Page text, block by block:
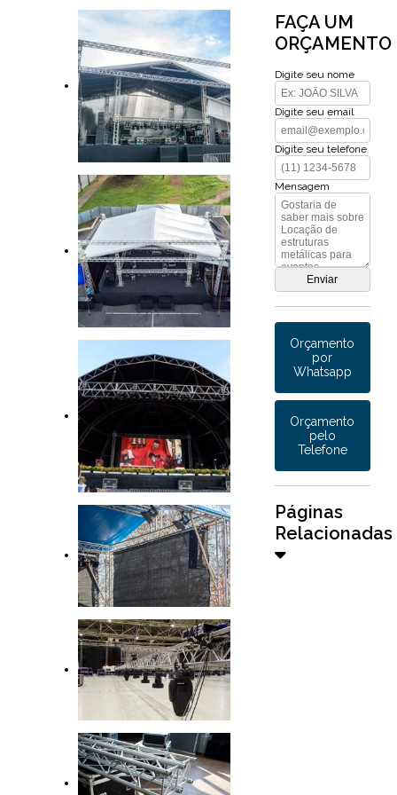
FAÇA UM
ORÇAMENTO
Digite seu nome
Digite seu email
Digite seu telefone
Mensagem
Orçamento
por
Whatsapp
Orçamento
pelo
Telefone
Páginas
Relacionadas